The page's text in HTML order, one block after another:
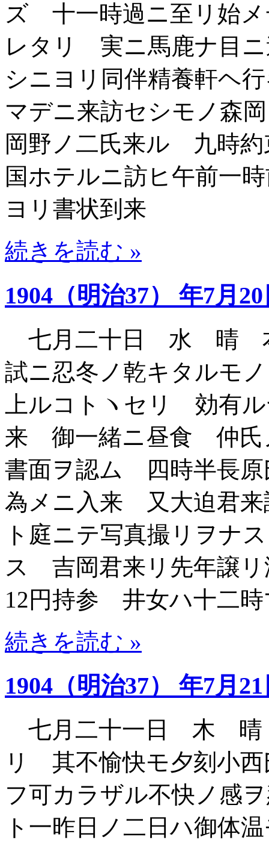
ズ 十一時過ニ至リ始メ
レタリ 実ニ馬鹿ナ目
シニヨリ同伴精養軒ヘ
マデニ来訪セシモノ
岡野ノ二氏来ル 九時約
国ホテルニ訪ヒ午前一
ヨリ書状到来
続きを読む »
1904（明治37） 年7月
七月二十日 水 晴
試ニ忍冬ノ乾キタルモ
上ルコトヽセリ 効有
来 御一緒ニ昼食 仲氏
書面ヲ認ム 四時半長原
為メニ入来 又大迫君
ト庭ニテ写真撮リヲナ
ス 吉岡君来リ先年譲リ
12円持参 井女ハ十二時
続きを読む »
1904（明治37） 年7月
七月二十一日 木 晴
リ 其不愉快モ夕刻小
フ可カラザル不快ノ感
ト一昨日ノ二日ハ御体